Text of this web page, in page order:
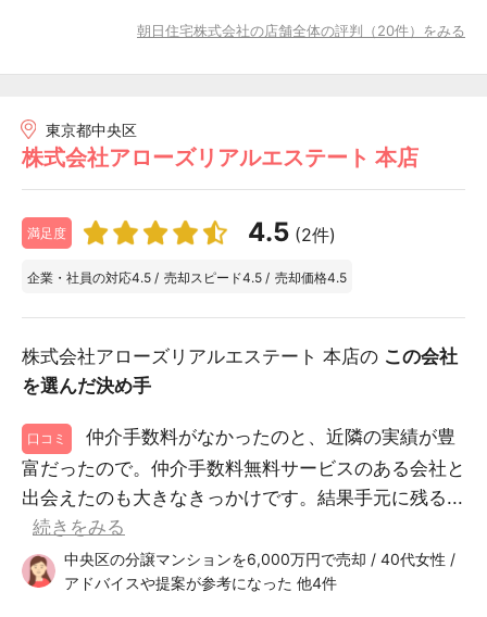
朝日住宅株式会社の店舗全体の評判（20件）をみる
東京都中央区
株式会社アローズリアルエステート 本店
満足度 4.5 (2件)
企業・社員の対応4.5 / 売却スピード4.5 / 売却価格4.5
株式会社アローズリアルエステート 本店の この会社
を選んだ決め手
口コミ
仲介手数料がなかったのと、近隣の実績が豊
富だったので。仲介手数料無料サービスのある会社と
出会えたのも大きなきっかけです。結果手元に残る...
続きをみる
中央区の分譲マンションを6,000万円で売却 / 40代女性 /
アドバイスや提案が参考になった 他4件